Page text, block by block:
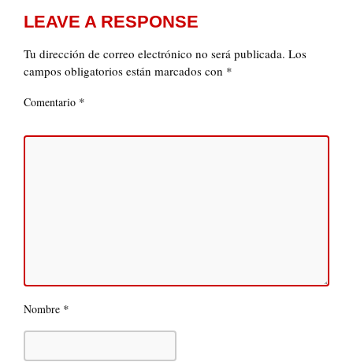
LEAVE A RESPONSE
Tu dirección de correo electrónico no será publicada. Los
campos obligatorios están marcados con *
Comentario *
Nombre *